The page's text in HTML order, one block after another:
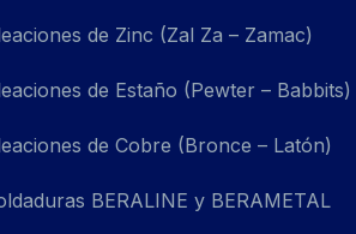
de Zinc (Zal Za – Zamac)
de Estaño (Pewter – Babbits)
de Cobre (Bronce – Latón)
BERALINE y BERAMETAL